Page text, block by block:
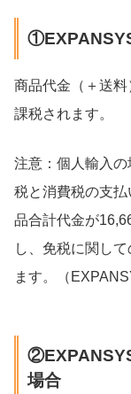
商品代金（＋送
課税されます。
注意：個人輸入
税と消費税の支
品合計代金が
し、免税に関し
ます。（
場合